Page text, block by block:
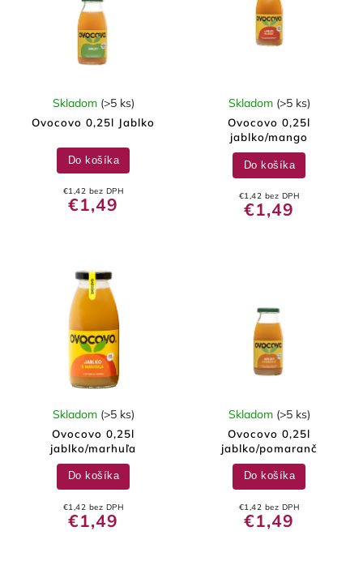
Ovocovo 0,25l Jablko
Skladom (>5 ks)
€1,42 bez DPH
€1,49
Do košíka
Ovocovo 0,25l
jablko/mango
Skladom (>5 ks)
€1,42 bez DPH
€1,49
Do košíka
Ovocovo 0,25l
jablko/marhuľa
Skladom (>5 ks)
€1,42 bez DPH
€1,49
Do košíka
Ovocovo 0,25l
jablko/pomaranč
Skladom (>5 ks)
€1,42 bez DPH
€1,49
Do košíka